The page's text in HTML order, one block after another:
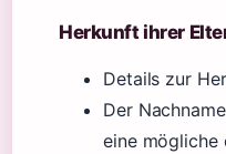
Herkunft ihrer
Details zur
Der
eine mögliche